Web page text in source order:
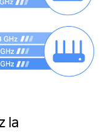
la